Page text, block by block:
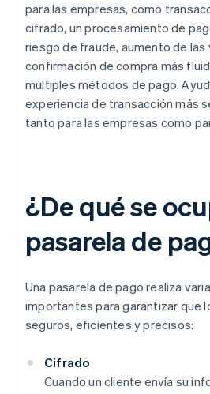
para las empresas, como
cifrado, un procesamiento de
riesgo de fraude, aumento de
confirmación de compra más
múltiples métodos de pago.
experiencia de transacción más
tanto para las empresas como
¿De qué se
pasarela de
Una pasarela de pago realiza
importantes para garantizar que
seguros, eficientes y precisos:
Cifrado
Cuando un cliente envía su